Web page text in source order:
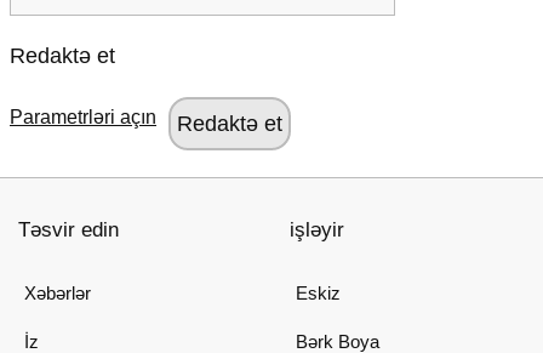
Redaktə et
Parametrləri açın
Təsvir edin
Xəbərlər
İz
işləyir
Eskiz
Bərk Boya